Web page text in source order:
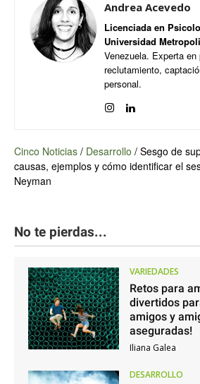
Andrea Acevedo
Licenciada en
Universidad
Venezuela. Experta
reclutamiento,
personal.
Cinco Noticias / Desarrollo / Sesgo de
causas, ejemplos y cómo identificar el
Neyman
No te pierdas...
VARIEDADES
Retos para
divertidos
amigos y
aseguradas!
Iliana Galea
DESARROLLO